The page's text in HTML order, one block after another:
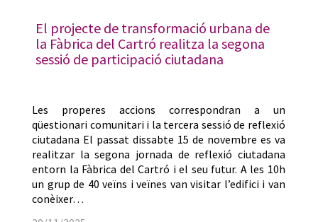
El projecte de transformació urbana de
la Fàbrica del Cartró realitza la segona
sessió de participació ciutadana
Les properes accions correspondran a un
qüestionari comunitari i la tercera sessió de reflexió
ciutadana El passat dissabte 15 de novembre es va
realitzar la segona jornada de reflexió ciutadana
entorn la Fàbrica del Cartró i el seu futur. A les 10h
un grup de 40 veïns i veïnes van visitar l’edifici i van
conèixer…